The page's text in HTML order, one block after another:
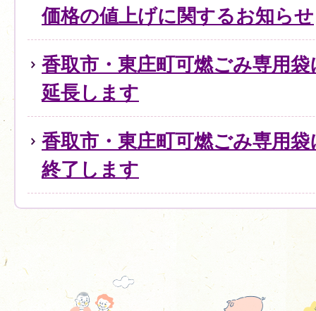
価格の値上げに関するお知らせ
香取市・東庄町可燃ごみ専用
延長します
香取市・東庄町可燃ごみ専用
終了します